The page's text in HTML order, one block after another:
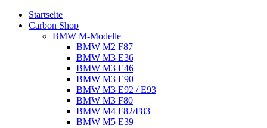
Startseite
Carbon Shop
BMW M-Modelle
BMW M2 F87
BMW M3 E36
BMW M3 E46
BMW M3 E90
BMW M3 E92 / E93
BMW M3 F80
BMW M4 F82/F83
BMW M5 E39